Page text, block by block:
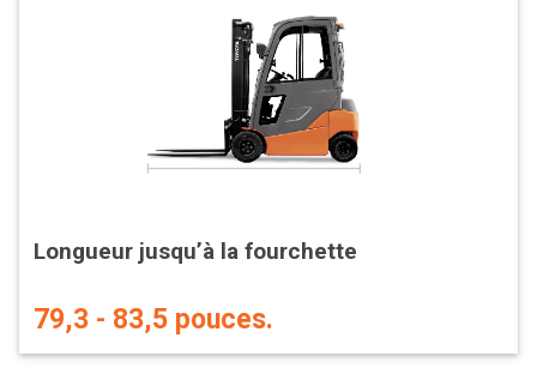
Longueur jusqu’à la fourchette
79,3 - 83,5 pouces.